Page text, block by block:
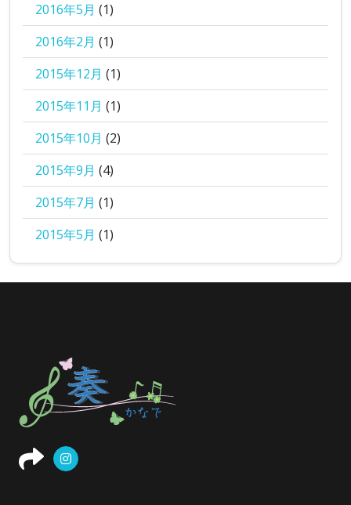
2016年5月 (1)
2016年2月 (1)
2015年12月 (1)
2015年11月 (1)
2015年10月 (2)
2015年9月 (4)
2015年7月 (1)
2015年5月 (1)